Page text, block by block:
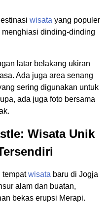
wisata yang populer
dinding-dinding
latar belakang ukiran
Ada juga area senang
sering digunakan untuk
ada juga foto bersama
Wisata Unik
tempatwisata baru di Jogja
alam dan buatan,
bekas erupsi Merapi.